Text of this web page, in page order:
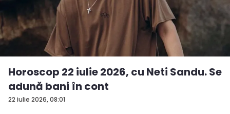
22 iulie 2026, 08:01
Horoscop 22 iulie 2026, cu Neti Sandu. Se
adună bani în cont